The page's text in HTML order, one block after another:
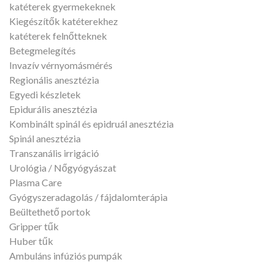
katéterek gyermekeknek
Kiegészítők katéterekhez
katéterek felnőtteknek
Betegmelegítés
Invazív vérnyomásmérés
Regionális anesztézia
Egyedi készletek
Epidurális anesztézia
Kombinált spinál és epidruál anesztézia
Spinál anesztézia
Transzanális irrigáció
Urológia / Nőgyógyászat
Plasma Care
Gyógyszeradagolás / fájdalomterápia
Beültethető portok
Gripper tűk
Huber tűk
Ambuláns infúziós pumpák